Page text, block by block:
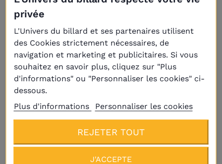
Entreprise : aménagez un lieu de vie,
de partage et de détente pour vos
collaborateurs
Spécialiste de l’aménagement de vos espaces
de vie et de divertissement, l’univers du
billard s’attache depuis plus de 10 ans à
En lire plus
privée
L'Univers du billard et ses partenaires utilisent
des Cookies strictement nécessaires, de
navigation et marketing et publicitaires. Si vous
souhaitez en savoir plus, cliquez sur "Plus
d'informations" ou "Personnaliser les cookies" ci-
dessous.
Plus d'informations
Personnaliser les cookies
REJETER TOUT
J'ACCEPTE